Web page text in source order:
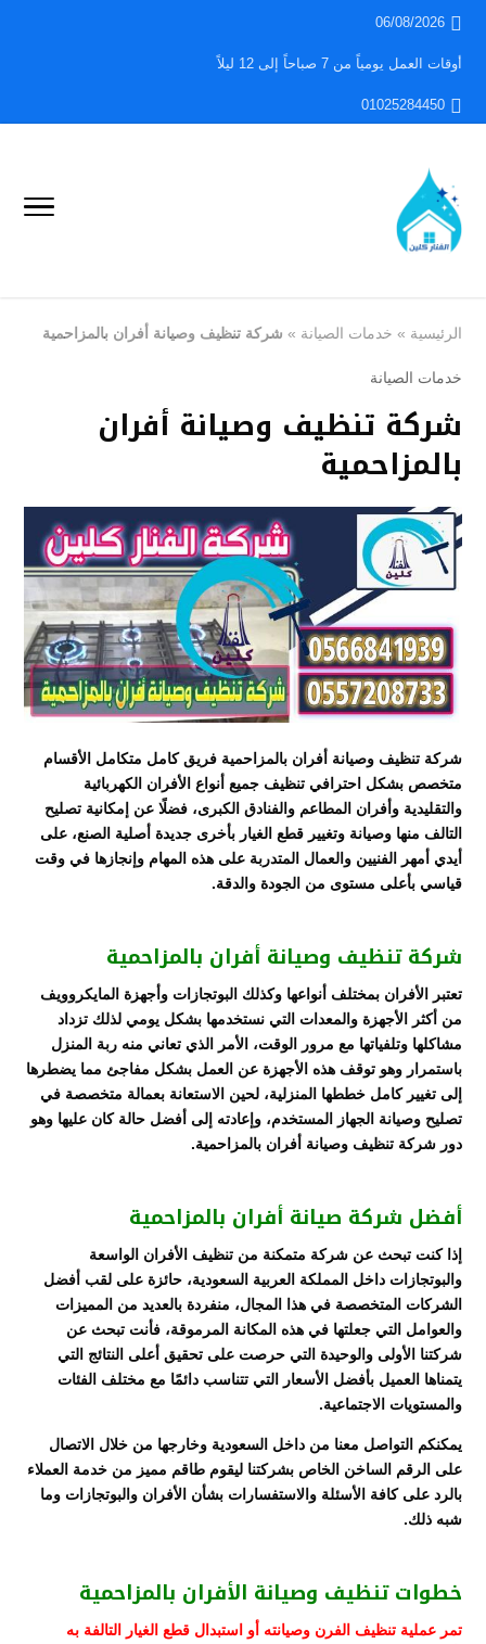
06/08/2026
أوقات العمل يومياً من 7 صباحاً إلى 12 ليلاً
01025284450
الرئيسية » خدمات الصيانة » شركة تنظيف وصيانة أفران بالمزاحمية
خدمات الصيانة
شركة تنظيف وصيانة أفران
بالمزاحمية
شركة تنظيف وصيانة أفران بالمزاحمية فريق كامل متكامل الأقسام
متخصص بشكل احترافي تنظيف جميع أنواع الأفران الكهربائية
والتقليدية وأفران المطاعم والفنادق الكبرى، فضلًا عن إمكانية تصليح
التالف منها وصيانة وتغيير قطع الغيار بأخرى جديدة أصلية الصنع، على
أيدي أمهر الفنيين والعمال المتدربة على هذه المهام وإنجازها في وقت
قياسي بأعلى مستوى من الجودة والدقة.
شركة تنظيف وصيانة أفران بالمزاحمية
تعتبر الأفران بمختلف أنواعها وكذلك البوتجازات وأجهزة المايكروويف
من أكثر الأجهزة والمعدات التي نستخدمها بشكل يومي لذلك تزداد
مشاكلها وتلفياتها مع مرور الوقت، الأمر الذي تعاني منه ربة المنزل
باستمرار وهو توقف هذه الأجهزة عن العمل بشكل مفاجئ مما يضطرها
إلى تغيير كامل خططها المنزلية، لحين الاستعانة بعمالة متخصصة في
تصليح وصيانة الجهاز المستخدم، وإعادته إلى أفضل حالة كان عليها وهو
دور شركة تنظيف وصيانة أفران بالمزاحمية.
أفضل شركة صيانة أفران بالمزاحمية
إذا كنت تبحث عن شركة متمكنة من تنظيف الأفران الواسعة
والبوتجازات داخل المملكة العربية السعودية، حائزة على لقب أفضل
الشركات المتخصصة في هذا المجال، منفردة بالعديد من المميزات
والعوامل التي جعلتها في هذه المكانة المرموقة، فأنت تبحث عن
شركتنا الأولى والوحيدة التي حرصت على تحقيق أعلى النتائج التي
يتمناها العميل بأفضل الأسعار التي تتناسب دائمًا مع مختلف الفئات
والمستويات الاجتماعية.
يمكنكم التواصل معنا من داخل السعودية وخارجها من خلال الاتصال
على الرقم الساخن الخاص بشركتنا ليقوم طاقم مميز من خدمة العملاء
بالرد على كافة الأسئلة والاستفسارات بشأن الأفران والبوتجازات وما
شبه ذلك.
خطوات تنظيف وصيانة الأفران بالمزاحمية
تمر عملية تنظيف الفرن وصيانته أو استبدال قطع الغيار التالفة به